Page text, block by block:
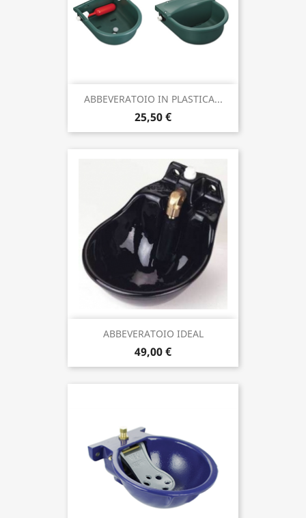
ABBEVERATOIO IN PLASTICA...
25,50 €
ABBEVERATOIO IDEAL
49,00 €